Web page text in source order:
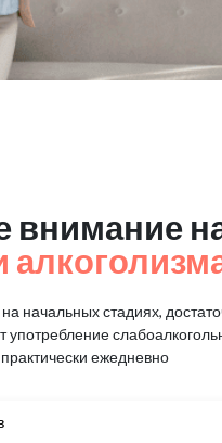
внимание
начальных стадиях,
употребление
ежедневно